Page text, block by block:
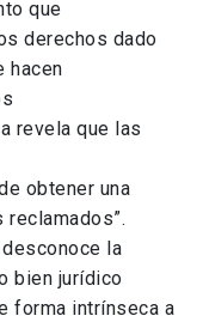
que
derechos dado
hacen
revela que las
obtener una
la
bien jurídico
forma intrínseca a